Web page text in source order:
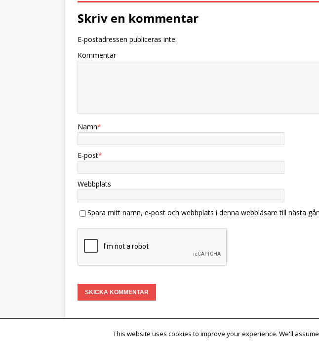
Skriv en kommentar
E-postadressen publiceras inte.
Kommentar
Namn*
E-post*
Webbplats
Spara mitt namn, e-post och webbplats i denna webbläsare till nästa
This website uses cookies to improve your experience. We'll